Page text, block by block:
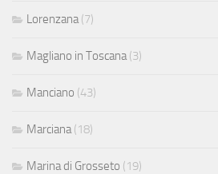
Lorenzana (7)
Magliano in Toscana (3)
Manciano (43)
Marciana (18)
Marina di Grosseto (19)